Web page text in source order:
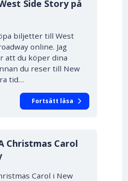
Side Story på
biljetter till West
online. Jag
att du köper dina
du reser till New
tid…
Fortsätt läsa
Christmas Carol
Carol i New